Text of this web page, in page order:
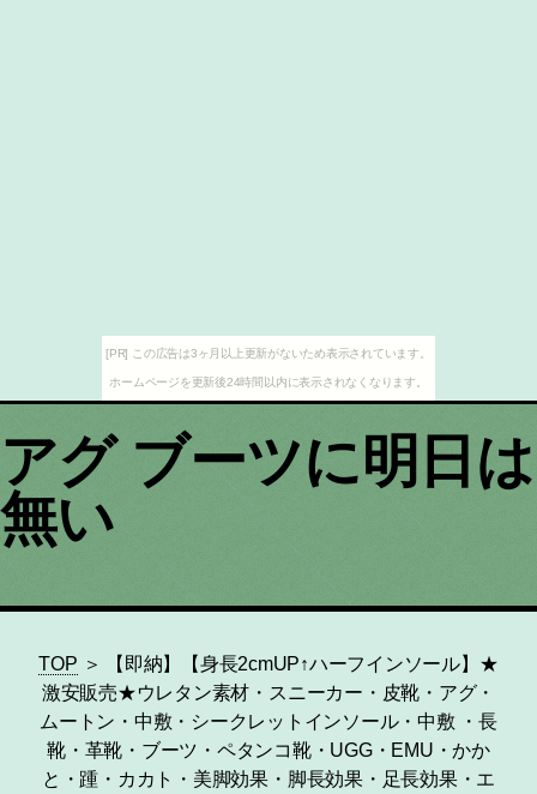
[PR] この広告は3ヶ月以上更新がないため表示されています。
ホームページを更新後24時間以内に表示されなくなります。
アグ ブーツに明日は
無い
TOP ＞ 【即納】【身長2cmUP↑ハーフインソール】★
激安販売★ウレタン素材・スニーカー・皮靴・アグ・
ムートン・中敷・シークレットインソール・中敷 ・長
靴・革靴・ブーツ・ペタンコ靴・UGG・EMU・かか
と・踵・カカト・美脚効果・脚長効果・足長効果・エ